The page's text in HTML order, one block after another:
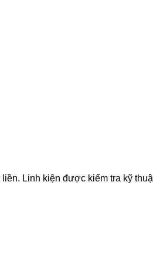
Linh kiện được kiểm tra kỹ